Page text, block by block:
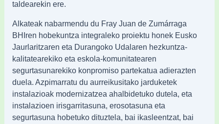
taldearekin ere.
Alkateak nabarmendu du Fray Juan de Zumárraga
BHIren hobekuntza integraleko proiektu honek Eusko
Jaurlaritzaren eta Durangoko Udalaren hezkuntza-
kalitatearekiko eta eskola-komunitatearen
segurtasunarekiko konpromiso partekatua adierazten
duela. Azpimarratu du aurreikusitako jarduketek
instalazioak modernizatzea ahalbidetuko dutela, eta
instalazioen irisgarritasuna, erosotasuna eta
segurtasuna hobetuko dituztela, bai ikasleentzat, bai